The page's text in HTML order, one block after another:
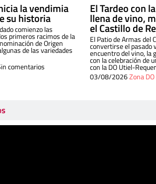
la vendimia
su historia
comienzo las
primeros racimos de la
de Origen
de las variedades
comentarios
El Tardeo con
llena de vino,
el Castillo de
El Patio de Armas del
convertirse el pasado
encuentro del vino, la
con la celebración de
con la DO Utiel-
03/08/2026Zona DO